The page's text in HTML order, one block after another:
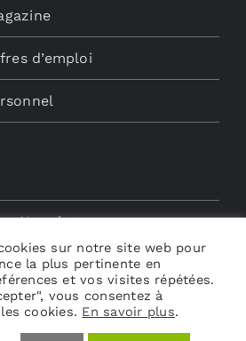
d’emploi
Newsletters
sur notre site web pour
la plus pertinente en
et vos visites répétées.
vous consentez à
cookies. En savoir plus.